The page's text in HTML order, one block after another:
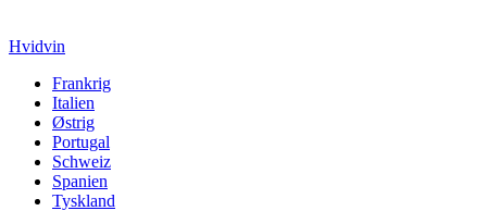
Hvidvin
Frankrig
Italien
Østrig
Portugal
Schweiz
Spanien
Tyskland